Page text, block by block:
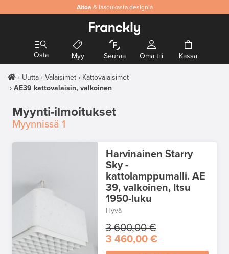
Aitoa & laadukasta designia
Osta Myy Seuraa Oma tili Kassa
Uutta Valaisimet
Kattovalaisimet
AE39 kattovalaisin, valkoinen
Myynti-ilmoitukset
Myynnissä 1
Harvinainen Starry
Sky -
kattolamppumalli. AE
39, valkoinen, Itsu
1950-luku
Hyvä
3 600,00 €
3 460,00 €